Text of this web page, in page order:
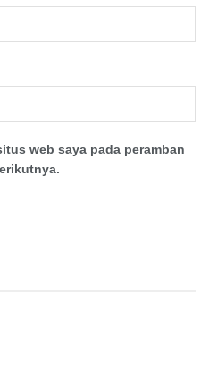
web saya pada peramban